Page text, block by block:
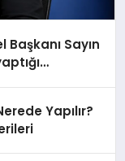
Sayın
Yapılır?